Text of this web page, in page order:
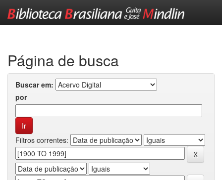
Página de busca
Buscar em:
por
Filtros correntes: